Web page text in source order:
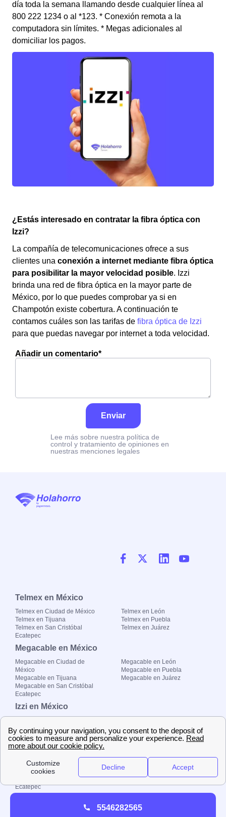
día toda la semana llamando desde cualquier línea al
800 222 1234 o al *123. * Conexión remota a la
computadora sin límites. * Megas adicionales al
domiciliar los pagos.
¿Estás interesado en contratar la fibra óptica con
Izzi?
La compañía de telecomunicaciones ofrece a sus
clientes una conexión a internet mediante fibra óptica
para posibilitar la mayor velocidad posible. Izzi
brinda una red de fibra óptica en la mayor parte de
México, por lo que puedes comprobar ya si en
Champotón existe cobertura. A continuación te
contamos cuáles son las tarifas de fibra óptica de Izzi
para que puedas navegar por internet a toda velocidad.
Añadir un comentario*
Enviar
Lee más sobre nuestra política de
control y tratamiento de opiniones en
nuestras menciones legales
Telmex en México
Telmex en Ciudad de México
Telmex en Tijuana
Telmex en San Cristóbal
Ecatepec
Telmex en León
Telmex en Puebla
Telmex en Juárez
Megacable en México
Megacable en Ciudad de
México
Megacable en Tijuana
Megacable en San Cristóbal
Ecatepec
Megacable en León
Megacable en Puebla
Megacable en Juárez
Izzi en México
Izzi en Tijuana
Izzi en San Cristóbal Ecatepec
Izzi en Puebla
Izzi en Juárez
Totalplay en México
Totalplay en Ciudad de México
Totalplay en Tijuana
Totalplay en San Cristóbal
Ecatepec
Totalplay en Puebla
Totalplay en Juárez
5546282565